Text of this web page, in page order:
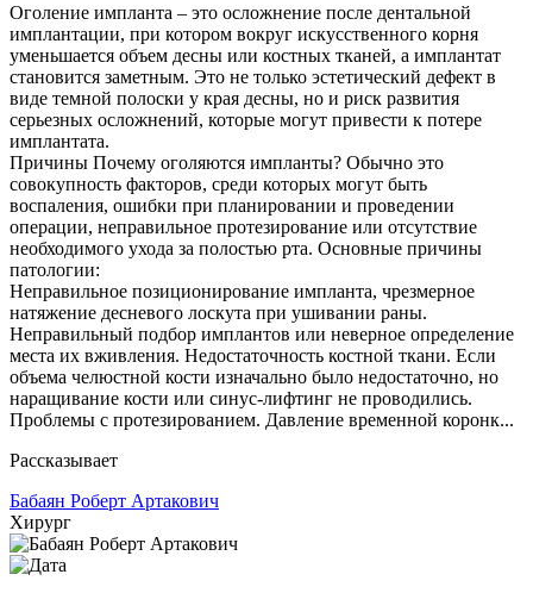
Оголение импланта – это осложнение после дентальной
имплантации, при котором вокруг искусственного корня
уменьшается объем десны или костных тканей, а имплантат
становится заметным. Это не только эстетический дефект в
виде темной полоски у края десны, но и риск развития
серьезных осложнений, которые могут привести к потере
имплантата.
Причины Почему оголяются импланты? Обычно это
совокупность факторов, среди которых могут быть
воспаления, ошибки при планировании и проведении
операции, неправильное протезирование или отсутствие
необходимого ухода за полостью рта. Основные причины
патологии:
Неправильное позиционирование импланта, чрезмерное
натяжение десневого лоскута при ушивании раны.
Неправильный подбор имплантов или неверное определение
места их вживления. Недостаточность костной ткани. Если
объема челюстной кости изначально было недостаточно, но
наращивание кости или синус-лифтинг не проводились.
Проблемы с протезированием. Давление временной коронк...
Рассказывает
Бабаян Роберт Артакович
Хирург